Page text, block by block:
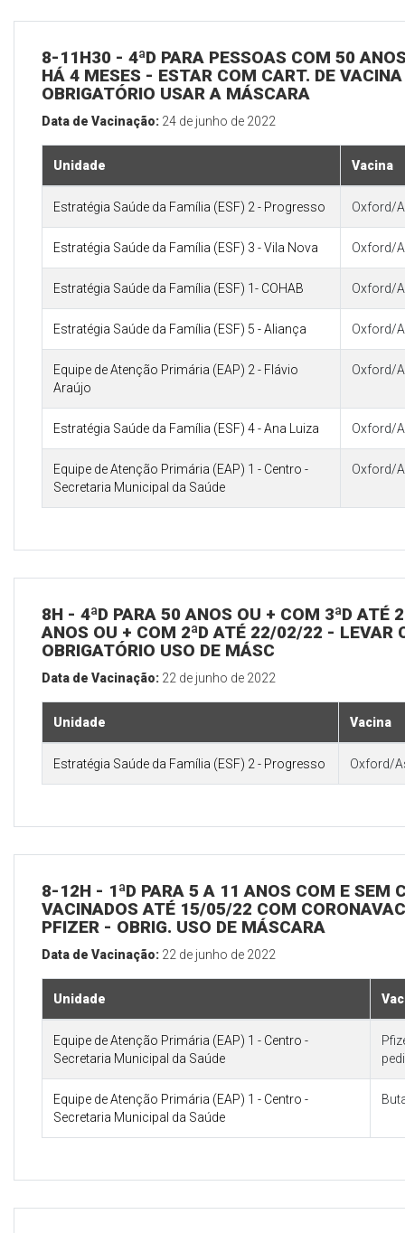
8-11H30 - 4ªD PARA PESSOAS COM 50
HÁ 4 MESES - ESTAR COM CART. DE
OBRIGATÓRIO USAR A MÁSCARA
Data de Vacinação: 24 de junho de 2022
Unidade Vacina
Estratégia Saúde da Família (ESF) 2 - Progresso Oxford/
Estratégia Saúde da Família (ESF) 3 - Vila Nova Oxford/
Estratégia Saúde da Família (ESF) 1- COHAB Oxford/
Estratégia Saúde da Família (ESF) 5 - Aliança Oxford/
Equipe de Atenção Primária (EAP) 2 - Flávio
Araújo
Oxford/
Estratégia Saúde da Família (ESF) 4 - Ana Luiza Oxford/
Equipe de Atenção Primária (EAP) 1 - Centro -
Secretaria Municipal da Saúde
Oxford/
8H - 4ªD PARA 50 ANOS OU + COM 3ªD ATÉ
ANOS OU + COM 2ªD ATÉ 22/02/22 - LEVAR
OBRIGATÓRIO USO DE MÁSC
Data de Vacinação: 22 de junho de 2022
Unidade Vacina
Estratégia Saúde da Família (ESF) 2 - Progresso Oxford/
8-12H - 1ªD PARA 5 A 11 ANOS COM E SEM
VACINADOS ATÉ 15/05/22 COM
PFIZER - OBRIG. USO DE MÁSCARA
Data de Vacinação: 22 de junho de 2022
Unidade
Equipe de Atenção Primária (EAP) 1 - Centro -
Secretaria Municipal da Saúde
Equipe de Atenção Primária (EAP) 1 - Centro -
Secretaria Municipal da Saúde